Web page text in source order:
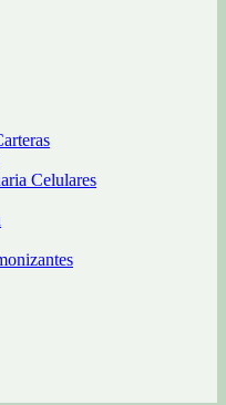
Celulares